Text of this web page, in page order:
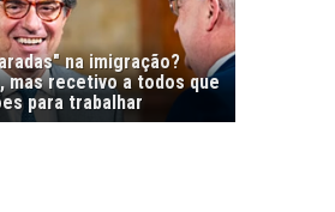
na imigração?
mas recetivo a todos que
para trabalhar